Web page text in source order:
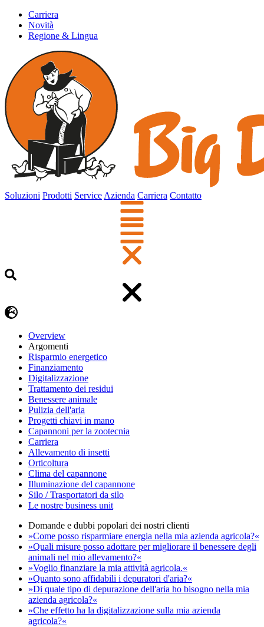
Carriera
Novità
Regione & Lingua
Soluzioni Prodotti Service Azienda Carriera Contatto
Overview
Argomenti
Risparmio energetico
Finanziamento
Digitalizzazione
Trattamento dei residui
Benessere animale
Pulizia dell'aria
Progetti chiavi in mano
Capannoni per la zootecnia
Carriera
Allevamento di insetti
Orticoltura
Clima del capannone
Illuminazione del capannone
Silo / Trasportatori da silo
Le nostre business unit
Domande e dubbi popolari dei nostri clienti
»Come posso risparmiare energia nella mia azienda agricola?«
»Quali misure posso adottare per migliorare il benessere degli
animali nel mio allevamento?«
»Voglio finanziare la mia attività agricola.«
»Quanto sono affidabili i depuratori d'aria?«
»Di quale tipo di depurazione dell'aria ho bisogno nella mia
azienda agricola?«
»Che effetto ha la digitalizzazione sulla mia azienda
agricola?«